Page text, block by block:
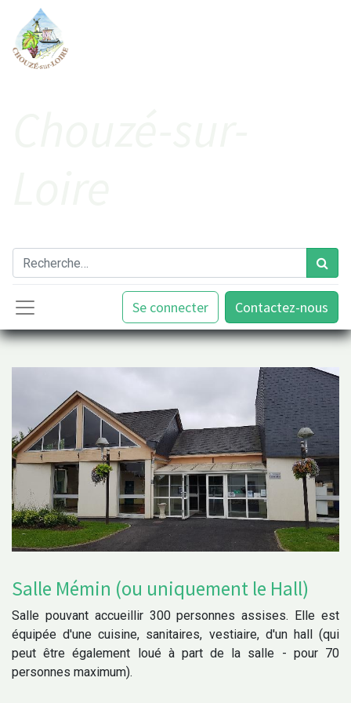
Se connecter Contactez-nous
Salle Mémin (ou uniquement le Hall)
Salle pouvant accueillir 300 personnes assises. Elle est
équipée d'une cuisine, sanitaires, vestiaire, d'un hall (qui
peut être également loué à part de la salle - pour 70
personnes maximum).